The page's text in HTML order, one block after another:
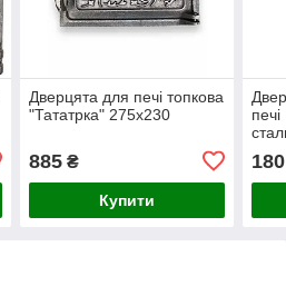
Дверцята для печі топкова
"Тататрка" 275х230
885₴
Купити
180